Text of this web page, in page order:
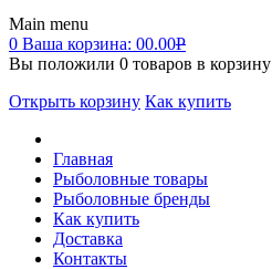
Main menu
0 Ваша корзина: 00.00Р
Вы положили 0 товаров в корзину
Открыть корзину Как купить
Главная
Рыболовные товары
Рыболовные бренды
Как купить
Доставка
Контакты